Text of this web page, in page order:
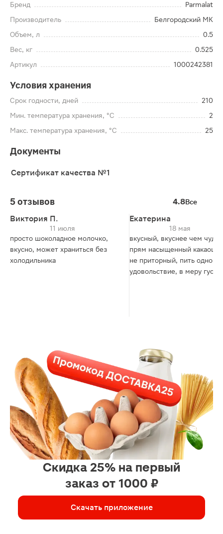
Бренд
Parmalat
Производитель
Белгородский МК
Объем, л
0.5
Вес, кг
0.525
Артикул
1000242381
Условия хранения
Срок годности, дней
210
Мин. температура хранения, °C
2
Макс. температура хранения, °C
25
Документы
Сертификат качества №1
5 отзывов 4.8Все
Виктория П.
11 июля
просто шоколадное молочко,
вкусно, может храниться без
холодильника
Екатерина
18 мая
вкусный, вкуснее чем
прям насыщенный
не приторный, пить одно
удовольствие, в меру
Скидка 25% на первый
заказ от 1000 ₽
Скачать приложение